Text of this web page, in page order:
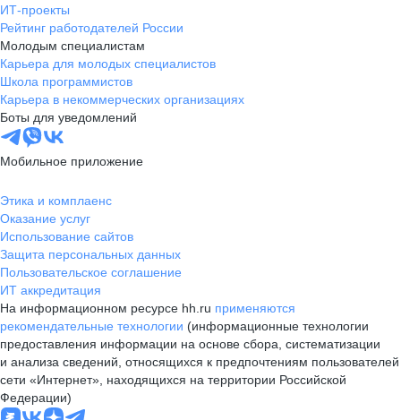
ИТ-проекты
Рейтинг работодателей России
Молодым специалистам
Карьера для молодых специалистов
Школа программистов
Карьера в некоммерческих организациях
Боты для уведомлений
Мобильное приложение
Этика и комплаенс
Оказание услуг
Использование сайтов
Защита персональных данных
Пользовательское соглашение
ИТ аккредитация
На информационном ресурсе hh.ru применяются
рекомендательные технологии (информационные технологии
предоставления информации на основе сбора, систематизации
и анализа сведений, относящихся к предпочтениям пользователей
сети «Интернет», находящихся на территории Российской
Федерации)